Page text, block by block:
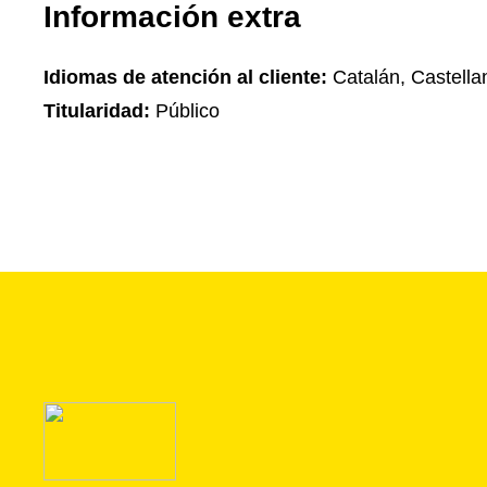
Información extra
Idiomas de atención al cliente: Catalán,
Titularidad: Público